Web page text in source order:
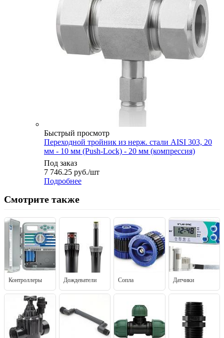
Быстрый просмотр
Переходной тройник из нерж. стали AISI 303, 20
мм - 10 мм (Push-Lock) - 20 мм (компрессия)
Под заказ
7 746.25 руб./шт
Подробнее
Смотрите также
Контроллеры Дождеватели Сопла Датчики